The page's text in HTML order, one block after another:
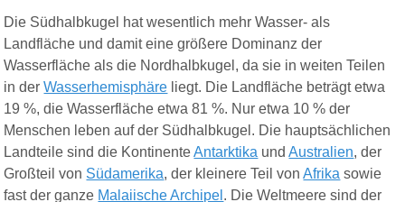
Die Südhalbkugel hat wesentlich mehr Wasser- als
Landfläche und damit eine größere Dominanz der
Wasserfläche als die Nordhalbkugel, da sie in weiten Teilen
in derWasserhemisphäre liegt. Die Landfläche beträgt etwa
19 %, die Wasserfläche etwa 81 %. Nur etwa 10 % der
Menschen leben auf der Südhalbkugel. Die hauptsächlichen
Landteile sind die KontinenteAntarktika undAustralien, der
Großteil von Südamerika, der kleinere Teil vonAfrika sowie
fast der ganze Malaiische Archipel . Die Weltmeere sind der